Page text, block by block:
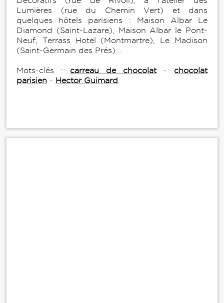
Lumières (rue du Chemin Vert) et dans
quelques hôtels parisiens : Maison Albar Le
Diamond (Saint-Lazare), Maison Albar le Pont-
Neuf, Terrass Hotel (Montmartre), Le Madison
(Saint-Germain des Prés)...
Mots-clés : carreau de chocolat- chocolat
parisien - Hector Guimard